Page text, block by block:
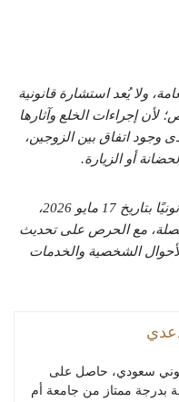
ولا يُعد استشارة قانونية
إجراءات الخلع وآثارها
اتفاق بين الزوجين،
أو الزيارة.
تم إعداد هذا المقال ومراجعته لغويًا وقانونيًا بتاريخ 17 مايو 2026،
مع الحرص على تحديث
الشخصية والخدمات
سعودي، حاصل على
بدرجة ممتاز من جامعة أم